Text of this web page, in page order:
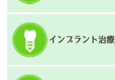
インプラント治療